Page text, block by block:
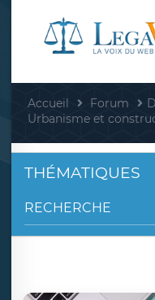
Accueil Forum
Urbanisme et
THÉMATIQUES